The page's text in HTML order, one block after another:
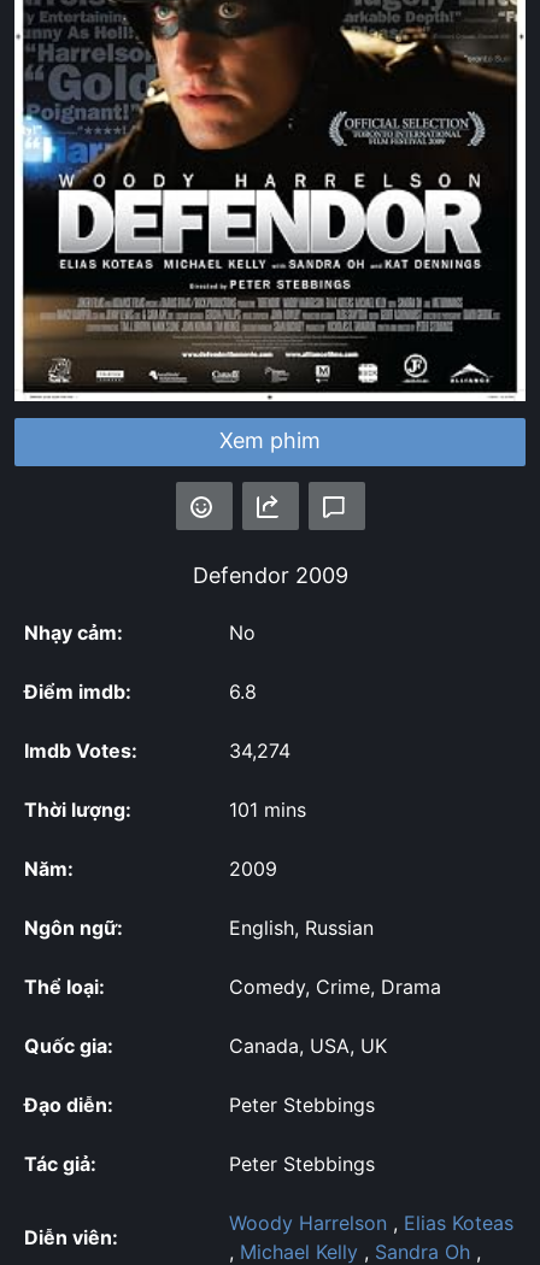
Xem phim
Defendor2009
Nhạy cảm: No
Điểm imdb: 6.8
Imdb Votes: 34,274
Thời lượng: 101 mins
Năm: 2009
Ngôn ngữ: English, Russian
Thể loại: Comedy, Crime, Drama
Quốc gia: Canada, USA, UK
Đạo diễn: Peter Stebbings
Tác giả: Peter Stebbings
Diễn viên:
Woody Harrelson , Elias Koteas
, Michael Kelly , Sandra Oh ,